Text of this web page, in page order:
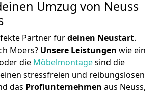
Umzug von Neuss
Partner fürdeinen Neustart.
Moers? Unsere Leistungen wie ein
die Möbelmontagesind die
stressfreien und reibungslosen
das Profiunternehmen aus Neuss,